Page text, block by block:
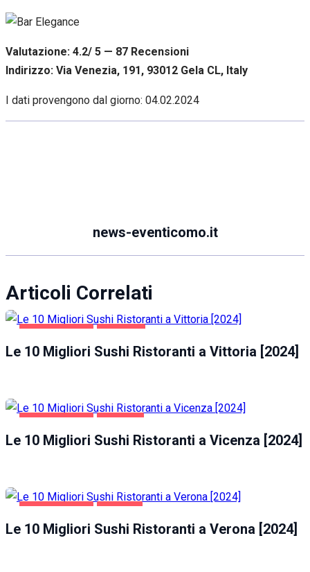
Valutazione: 4.2/ 5 — 87 Recensioni
Indirizzo: Via Venezia, 191, 93012 Gela CL, Italy
I dati provengono dal giorno: 04.02.2024
news-eventicomo.it
Articoli Correlati
Le 10 Migliori Sushi Ristoranti a Vittoria [2024]
Le 10 Migliori Sushi Ristoranti a Vicenza [2024]
Le 10 Migliori Sushi Ristoranti a Verona [2024]